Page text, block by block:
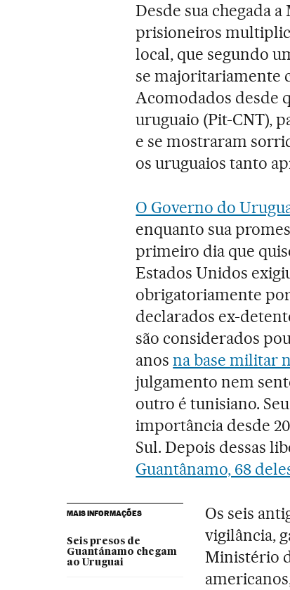
Desde sua chegada
prisioneiros
local, que segundo
se majoritariamente
Acomodados desde
uruguaio (Pit-CNT),
e se mostraram
os uruguaios tanto
O Governo do
enquanto sua
primeiro dia que
Estados Unidos
obrigatoriamente
declarados ex-
são considerados
anosna base militar
julgamento nem
outro é tunisiano.
importância desde
Sul. Depois dessas
Guantânamo, 68
MAIS INFORMAÇÕES
Seis presos de
Guantánamo chegam
ao Uruguai
Os seis
vigilância,
Ministério